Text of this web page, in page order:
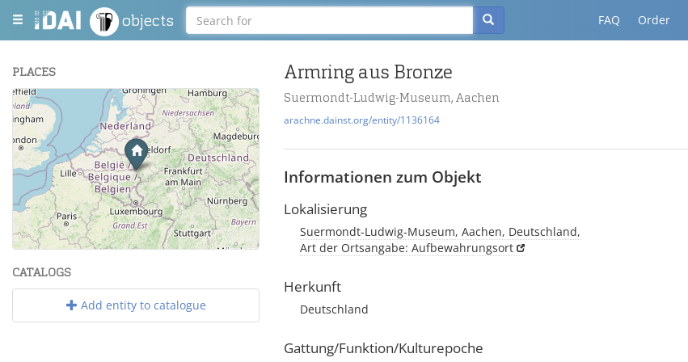
objects FAQ Order
PLACES
+
−
Leaflet| Maps and Data ©OpenStreetMap.
CATALOGS
Add entity to catalogue
Armring aus Bronze
Suermondt-Ludwig-Museum, Aachen
arachne.dainst.org/entity/1136164
Informationen zum Objekt
Lokalisierung
Suermondt-Ludwig-Museum, Aachen, Deutschland,
Art der Ortsangabe: Aufbewahrungsort
Herkunft
Deutschland
Gattung/Funktion/Kulturepoche